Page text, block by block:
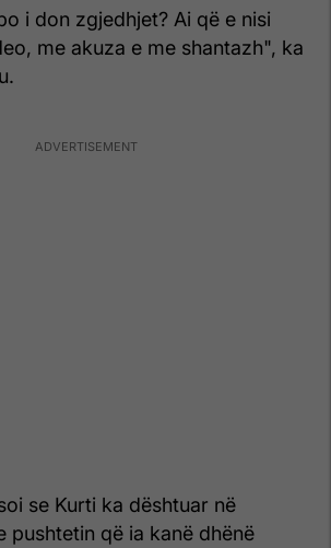
i don zgjedhjet? Ai që e nisi
me akuza e me shantazh", ka
se Kurti ka dështuar në
pushtetin që ia kanë dhënë